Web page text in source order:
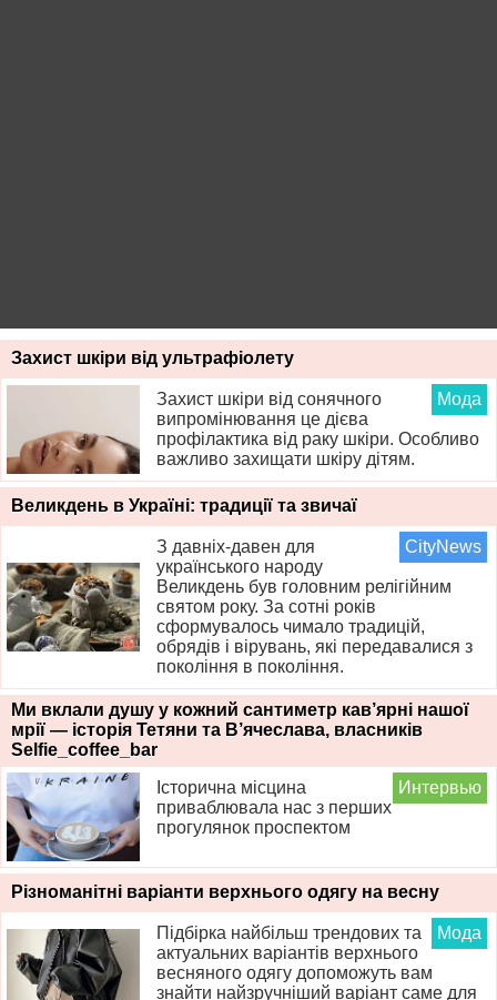
Захист шкіри від ультрафіолету
Мода
Захист шкіри від сонячного
випромінювання це дієва
профілактика від раку шкіри. Особливо
важливо захищати шкіру дітям.
Великдень в Україні: традиції та звичаї
CityNews
З давніх-давен для
українського народу
Великдень був головним релігійним
святом року. За сотні років
сформувалось чимало традицій,
обрядів і вірувань, які передавалися з
покоління в покоління.
Ми вклали душу у кожний сантиметр кав’ярні нашої
мрії — історія Тетяни та В’ячеслава, власників
Selfie_coffee_bar
Интервью
Історична місцина
приваблювала нас з перших
прогулянок проспектом
Різноманітні варіанти верхнього одягу на весну
Мода
Підбірка найбільш трендових та
актуальних варіантів верхнього
весняного одягу допоможуть вам
знайти найзручніший варіант саме для